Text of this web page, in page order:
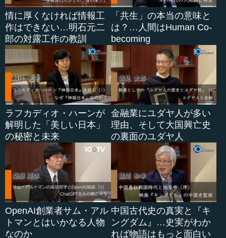
情に厚くなければ情報工
作はできない…明石元二
郎の対露工作の教訓
「共生」の本当の意味と
は？…人間はHuman Co-
becoming
ラフカディオ・ハーンが
解明した「美しい日本」
の秘密と未来
金融業にユダヤ人が多い
理由、そして大国興亡史
の裏面のユダヤ人
OpenAI創業者サム・アル
トマンとはいかなる人物
なのか
中国古代史の真実と『キ
ングダム』…史実がわか
れば物語はもっと面白い